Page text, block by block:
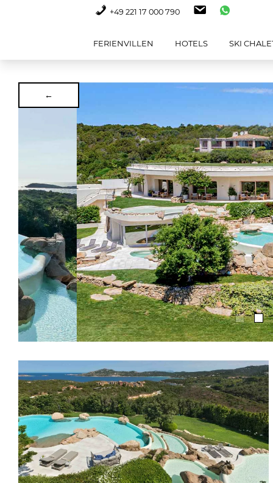
+49 221 17 000 790
FERIENVILLEN HOTELS SKI
←